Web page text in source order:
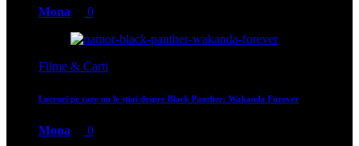
Mona 0
Filme & Carti
Lucruri pe care nu le știai despre Black Panther: Wakanda Forever
Mona 0